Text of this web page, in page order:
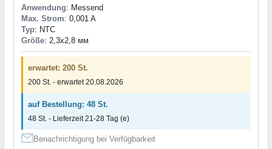
Anwendung: Messend
Max. Strom: 0,001 A
Typ: NTC
Größe: 2,3x2,8 мм
erwartet: 200 St.
200 St. - erwartet 20.08.2026
auf Bestellung: 48 St.
48 St. - Lieferzeit 21-28 Tag (e)
Benachrichtigung bei Verfügbarkeit